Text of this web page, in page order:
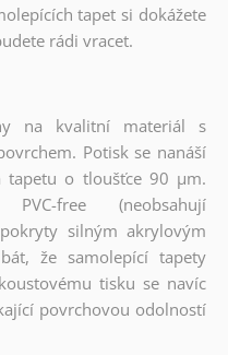
tapet si dokážete
rádi vracet.
na kvalitní materiál s
Potisk se nanáší
tapetu o tloušťce 90 µm.
free (neobsahují
silným akrylovým
že samolepící tapety
tisku se navíc
povrchovou odolností